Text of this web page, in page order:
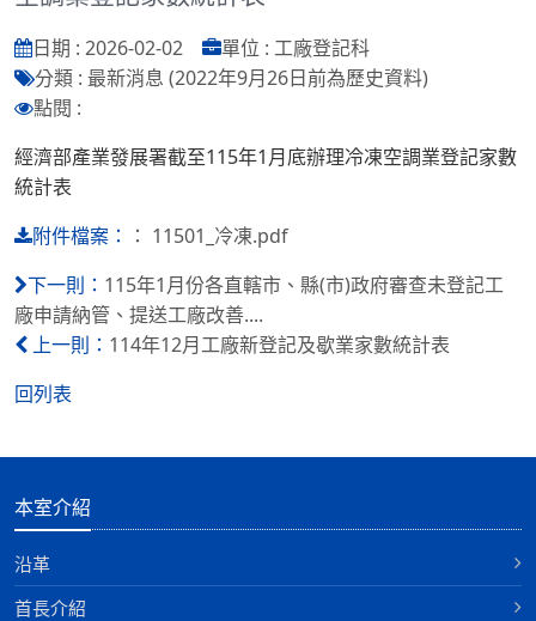
日期 : 2026-02-02
單位 : 工廠登記科
分類 : 最新消息 (2022年9月26日前為歷史資料)
點閱 :
經濟部產業發展署截至115年1月底辦理冷凍空調業登記家數
統計表
附件檔案： ： 11501_冷凍.pdf
下一則： 115年1月份各直轄市、縣(市)政府審查未登記工
廠申請納管、提送工廠改善....
上一則： 114年12月工廠新登記及歇業家數統計表
回列表
本室介紹
沿革
首長介紹